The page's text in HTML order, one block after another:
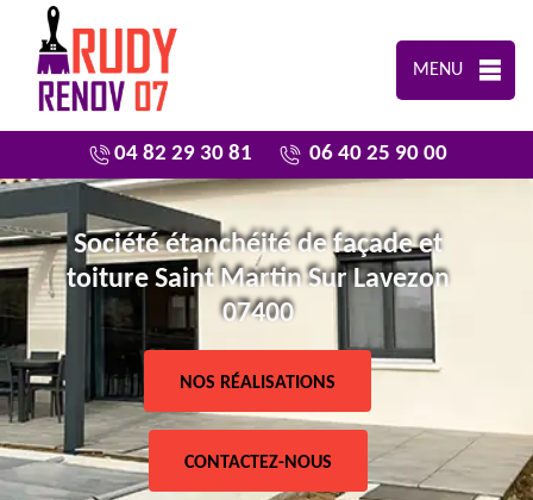
MENU
04 82 29 30 81 06 40 25 90 00
Société étanchéité de façade et
toiture Saint Martin Sur Lavezon
07400
NOS RÉALISATIONS
CONTACTEZ-NOUS